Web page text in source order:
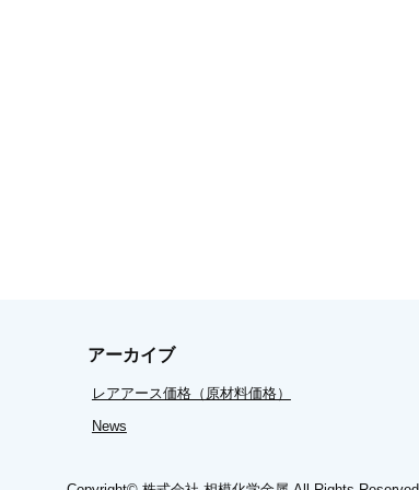
アーカイブ
レアアース価格（原材料価格）
News